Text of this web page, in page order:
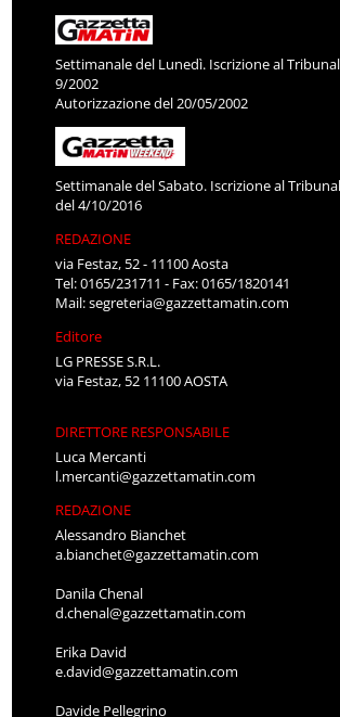
Settimanale del Lunedì. Iscrizione al
9/2002
Autorizzazione del 20/05/2002
Settimanale del Sabato. Iscrizione al
del 4/10/2016
REDAZIONE
via Festaz, 52 - 11100 Aosta
Tel: 0165/231711 - Fax: 0165/1820141
Mail:segreteria@gazzettamatin.com
Editore
LG PRESSE S.R.L.
via Festaz, 52 11100 AOSTA
DIRETTORE RESPONSABILE
Luca Mercanti
l.mercanti@gazzettamatin.com
REDAZIONE
Alessandro Bianchet
a.bianchet@gazzettamatin.com
Danila Chenal
d.chenal@gazzettamatin.com
Erika David
e.david@gazzettamatin.com
Davide Pellegrino